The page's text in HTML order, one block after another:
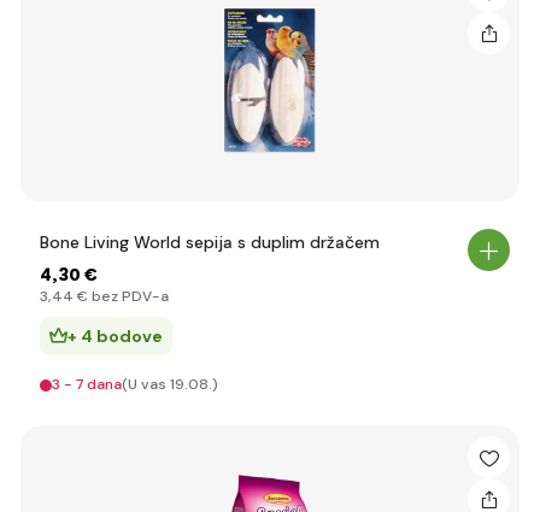
Bone Living World sepija s duplim držačem
4,30 €
3,44 € bez PDV-a
+ 4 bodove
3 - 7 dana(U vas 19.08.)